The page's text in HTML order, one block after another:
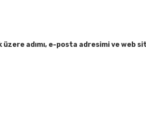
üzere adımı, e-posta adresimi ve web